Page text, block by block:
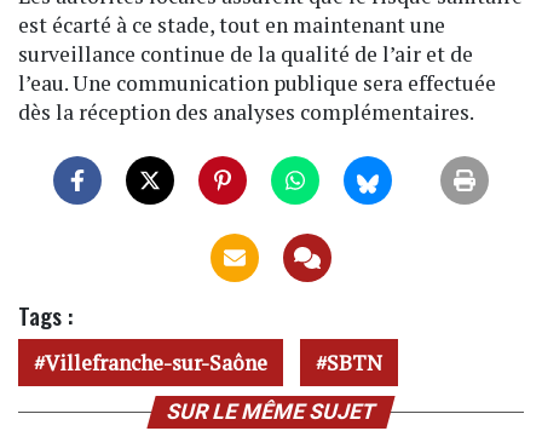
est écarté à ce stade, tout en maintenant une
surveillance continue de la qualité de l’air et de
l’eau. Une communication publique sera effectuée
dès la réception des analyses complémentaires.
Tags :
Villefranche-sur-Saône SBTN
SUR LE MÊME SUJET